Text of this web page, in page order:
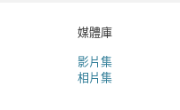
媒體庫
影片集
相片集